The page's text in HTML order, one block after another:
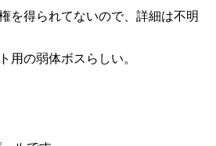
を得られてないので、詳細は不明
用の弱体ボスらしい。